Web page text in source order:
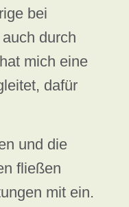
bei
durch
mich eine
dafür
und die
fließen
mit ein.